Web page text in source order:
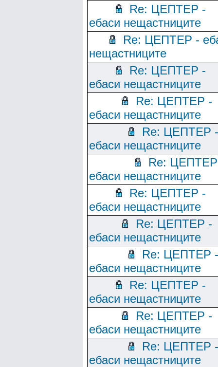
Re: ЦЕПТЕР -
ебаси нещастниците
Re: ЦЕПТЕР -
нещастниците
Re: ЦЕПТЕР -
ебаси нещастниците
Re: ЦЕПТЕР -
ебаси нещастниците
Re: ЦЕПТЕР -
ебаси нещастниците
Re:
ебаси нещастниците
Re: ЦЕПТЕР -
ебаси нещастниците
Re: ЦЕПТЕР -
ебаси нещастниците
Re: ЦЕПТЕР -
ебаси нещастниците
Re: ЦЕПТЕР -
ебаси нещастниците
Re: ЦЕПТЕР -
ебаси нещастниците
Re: ЦЕПТЕР -
ебаси нещастниците